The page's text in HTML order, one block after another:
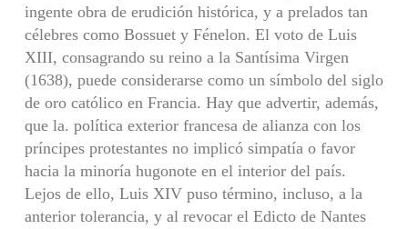
ingente obra de erudición histó­rica, y a prelados tan
célebres como Bossuet y Fénelon. El voto de Luis
XIII, consagrando su reino a la Santísima Vir­gen
(1638), puede considerarse como un símbolo del siglo
de oro católico en Francia. Hay que advertir, además,
que la. política exterior francesa de alianza con los
príncipes protestantes no implicó simpatía o favor
hacia la minoría hugonote en el interior del país.
Lejos de ello, Luis XIV puso término, incluso, a la
anterior tolerancia, y al revocar el Edicto de Nantes